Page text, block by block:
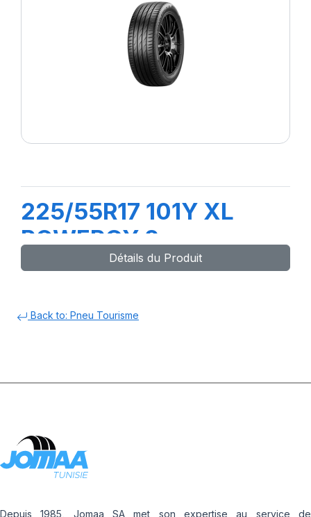
225/55R17 101Y XL
POWERGY 2
Détails du Produit
Back to: Pneu Tourisme
Depuis 1985, Jomaa SA met son expertise au service de